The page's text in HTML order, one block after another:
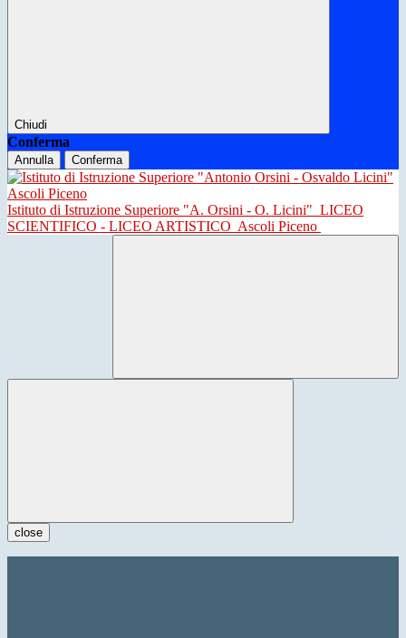
Chiudi
Conferma
Annulla Conferma
Istituto di Istruzione Superiore "A. Orsini - O. Licini" LICEO
SCIENTIFICO - LICEO ARTISTICO Ascoli Piceno
close